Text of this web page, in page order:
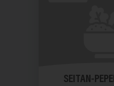
SEITAN-